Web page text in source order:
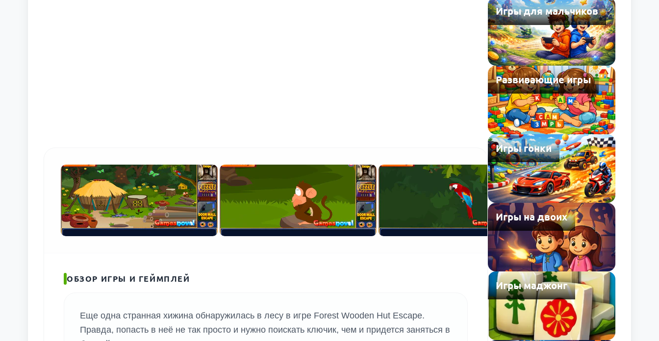
ОБЗОР ИГРЫ И ГЕЙМПЛЕЙ
Еще одна странная хижина обнаружилась в лесу в игре Forest Wooden Hut Escape.
Правда, попасть в неё не так просто и нужно поискать ключик, чем и придется заняться в
Игры для мальчиков
Развивающие игры
Игры гонки
Игры на двоих
Игры маджонг